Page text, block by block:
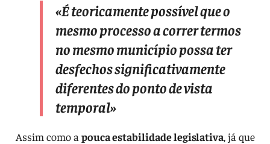
«É teoricamente possível que o
mesmo processo a correr termos
no mesmo município possa ter
desfechos significativamente
diferentes do ponto de vista
temporal»
Assim como a pouca estabilidade legislativa, já que